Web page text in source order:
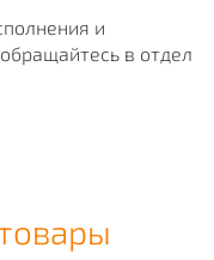
и
в отдел